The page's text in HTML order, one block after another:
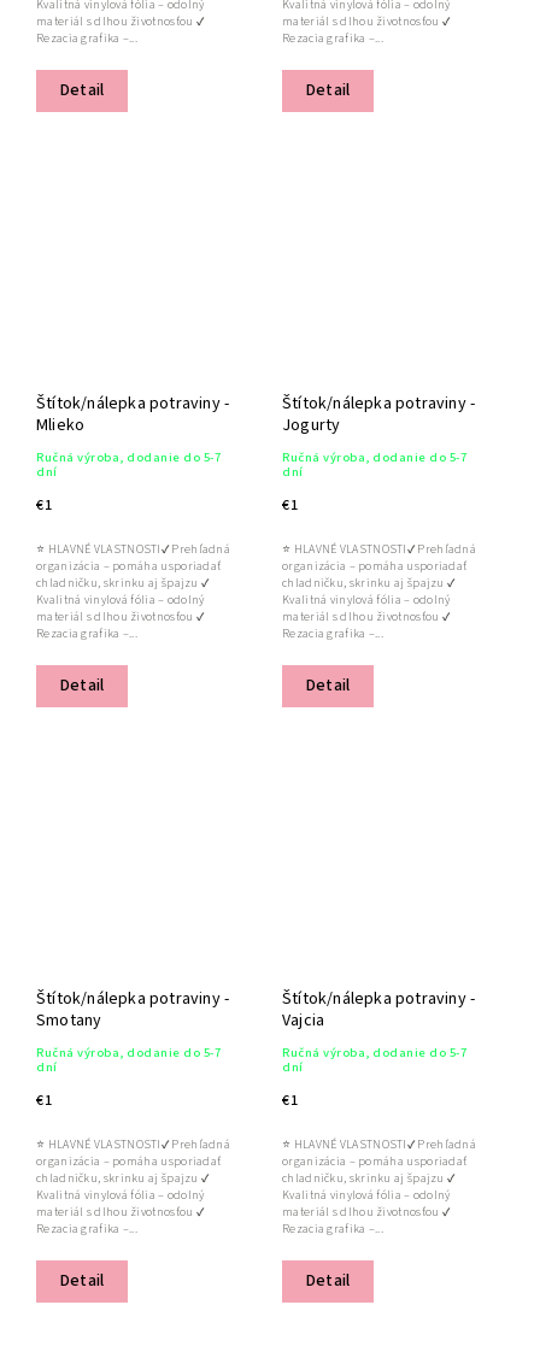
Detail
Kvalitná vinylová fólia – odolný
materiál s dlhou životnosťou ✔
Rezacia grafika –...
Detail
Kvalitná vinylová fólia – odolný
materiál s dlhou životnosťou ✔
Rezacia grafika –...
Štítok/nálepka potraviny -
Mlieko
Ručná výroba, dodanie do 5-7
dní
€1
Detail
⭐ HLAVNÉ VLASTNOSTI✔ Prehľadná
organizácia – pomáha usporiadať
chladničku, skrinku aj špajzu ✔
Kvalitná vinylová fólia – odolný
materiál s dlhou životnosťou ✔
Rezacia grafika –...
Štítok/nálepka potraviny -
Jogurty
Ručná výroba, dodanie do 5-7
dní
€1
Detail
⭐ HLAVNÉ VLASTNOSTI✔ Prehľadná
organizácia – pomáha usporiadať
chladničku, skrinku aj špajzu ✔
Kvalitná vinylová fólia – odolný
materiál s dlhou životnosťou ✔
Rezacia grafika –...
Štítok/nálepka potraviny -
Smotany
Ručná výroba, dodanie do 5-7
dní
€1
Detail
⭐ HLAVNÉ VLASTNOSTI✔ Prehľadná
organizácia – pomáha usporiadať
chladničku, skrinku aj špajzu ✔
Kvalitná vinylová fólia – odolný
materiál s dlhou životnosťou ✔
Rezacia grafika –...
Štítok/nálepka potraviny -
Vajcia
Ručná výroba, dodanie do 5-7
dní
€1
Detail
⭐ HLAVNÉ VLASTNOSTI✔ Prehľadná
organizácia – pomáha usporiadať
chladničku, skrinku aj špajzu ✔
Kvalitná vinylová fólia – odolný
materiál s dlhou životnosťou ✔
Rezacia grafika –...